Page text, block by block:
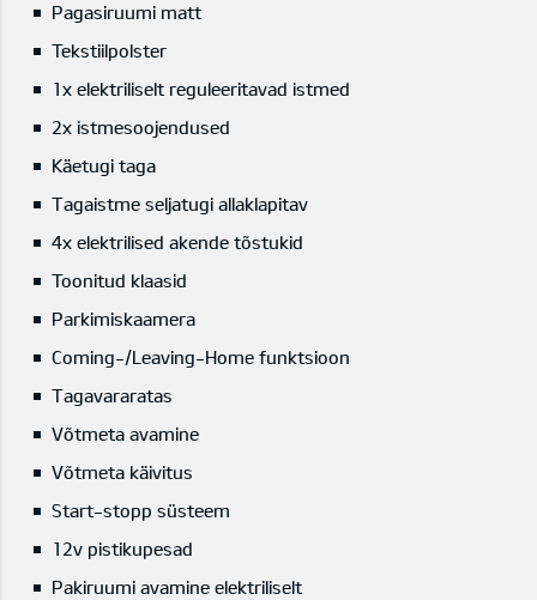
Pagasiruumi matt
Tekstiilpolster
1x elektriliselt reguleeritavad istmed
2x istmesoojendused
Käetugi taga
Tagaistme seljatugi allaklapitav
4x elektrilised akende tõstukid
Toonitud klaasid
Parkimiskaamera
Coming-/Leaving-Home funktsioon
Tagavararatas
Võtmeta avamine
Võtmeta käivitus
Start-stopp süsteem
12v pistikupesad
Pakiruumi avamine elektriliselt